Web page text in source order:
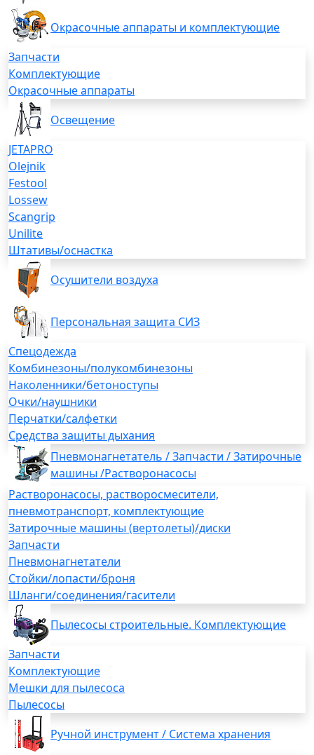
Окрасочные аппараты и комплектующие
Запчасти
Комплектующие
Окрасочные аппараты
Освещение
JETAPRO
Olejnik
Festool
Lossew
Scangrip
Unilite
Штативы/оснастка
Осушители воздуха
Персональная защита СИЗ
Спецодежда
Комбинезоны/полукомбинезоны
Наколенники/бетоноступы
Очки/наушники
Перчатки/салфетки
Средства защиты дыхания
Пневмонагнетатель / Запчасти / Затирочные
машины /Растворонасосы
Растворонасосы, растворосмесители,
пневмотранспорт, комплектующие
Затирочные машины (вертолеты)/диски
Запчасти
Пневмонагнетатели
Стойки/лопасти/броня
Шланги/соединения/гасители
Пылесосы строительные. Комплектующие
Запчасти
Комплектующие
Мешки для пылесоса
Пылесосы
Ручной инструмент / Система хранения